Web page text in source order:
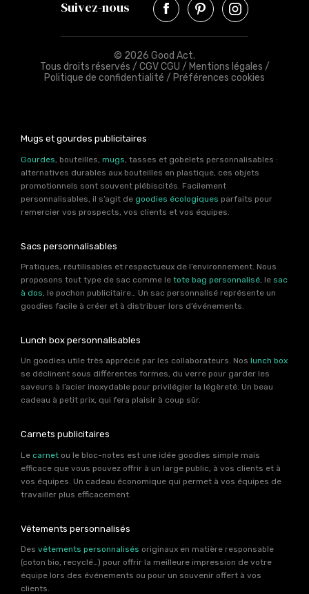
Suivez-nous
© 2026 Good Act.
Tous droits réservés / CGV CGU / Mentions légales /
Politique de confidentialité / Préférences cookies
Mugs et gourdes publicitaires
Gourdes , bouteilles, mugs , tasses et gobelets personnalisables :
alternatives durables aux bouteilles en plastique, ces objets
promotionnels sont souvent plébiscités. Facilement
personnalisables, il s’agit de goodies écologiques parfaits pour
remercier vos prospects, vos clients et vos équipes.
Sacs personnalisables
Pratiques, réutilisables et respectueux de l’environnement. Nous
proposons tout type de sac comme le tote bag personnalisé, le sac
à dos, le pochon publicitaire… Un sac personnalisé représente un
goodies facile à créer et à distribuer lors d’événements.
Lunch box personnalisables
Un goodies utile très apprécié par les collaborateurs. Nos lunch box
se déclinent sous différentes formes, du verre pour garder les
saveurs à l’acier inoxydable pour privilégier la légèreté. Un beau
cadeau à petit prix, qui fera plaisir à coup sûr.
Carnets publicitaires
Le carnet ou le bloc-notes est une idée goodies simple mais
efficace que vous pouvez offrir à un large public, à vos clients et à
vos équipes. Un cadeau économique qui permet à vos équipes de
travailler plus efficacement.
Vêtements personnalisés
Des vêtements personnalisés originaux en matière responsable
(coton bio, recyclé…) pour offrir la meilleure impression de votre
équipe lors des événements ou pour un souvenir offert à vos
clients.